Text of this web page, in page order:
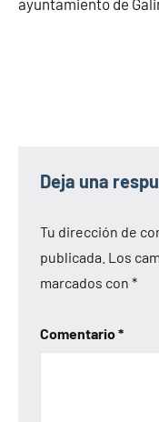
Deja una
Tu dirección de
publicada. Los
marcados con *
Comentario*